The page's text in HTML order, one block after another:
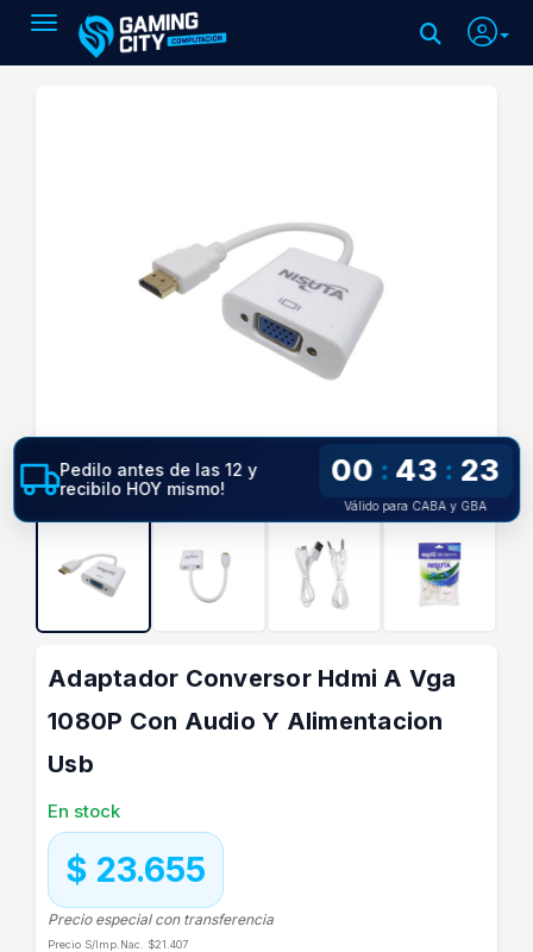
Toggle navigation
Adaptador Conversor Hdmi A Vga
1080P Con Audio Y Alimentacion
Usb
En stock
$ 23.655
Precio especial con transferencia
Precio S/Imp.Nac. $21.407
Pedilo antes de las 12 y
recibilo HOY mismo!
00 : 43 : 22
Válido para CABA y GBA